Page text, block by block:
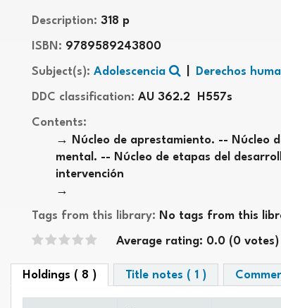
Description: 318 p
ISBN: 9789589243800
Subject(s): Adolescencia Derechos
DDC classification: AU 362.2 H557s
Contents:
Núcleo de aprestamiento. -- Núcleo
mental. -- Núcleo de etapas del
intervención
Tags from this library: No tags from this
Star ratings Average rating: 0.0 (0 votes)
Holdings ( 8 ) Title notes ( 1 )